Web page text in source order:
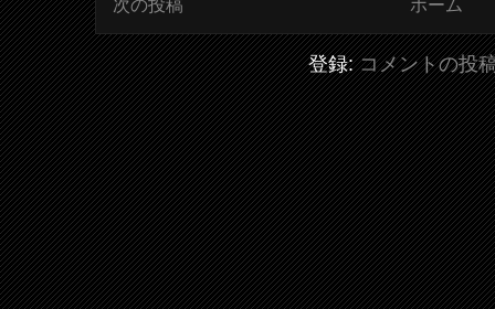
次の投稿 ホーム
登録:コメントの投